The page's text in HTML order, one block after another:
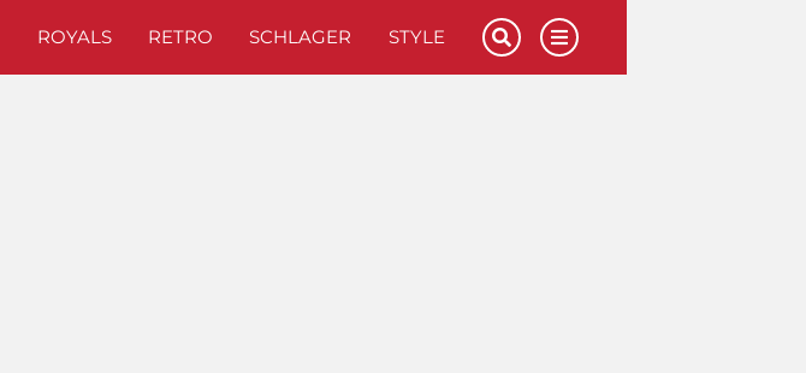
ROYALS RETRO SCHLAGER STYLE